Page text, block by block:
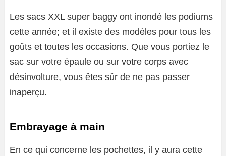
Les sacs XXL super baggy ont inondé les podiums
cette année; et il existe des modèles pour tous les
goûts et toutes les occasions. Que vous portiez le
sac sur votre épaule ou sur votre corps avec
désinvolture, vous êtes sûr de ne pas passer
inaperçu.
Embrayage à main
En ce qui concerne les pochettes, il y aura cette